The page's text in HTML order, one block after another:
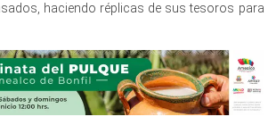
haciendo réplicas de sus tesoros para